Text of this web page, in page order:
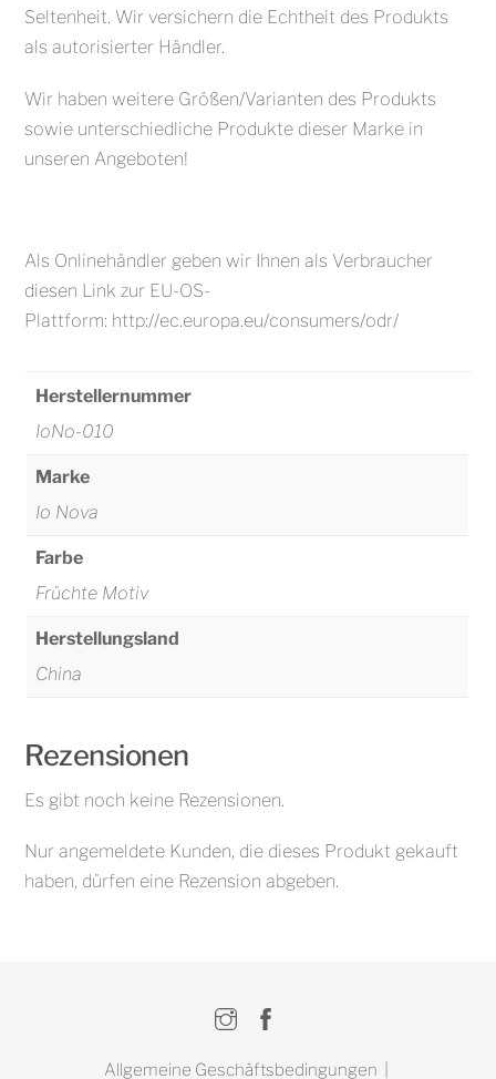
Seltenheit. Wir versichern die Echtheit des Produkts
als autorisierter Händler.
Wir haben weitere Größen/Varianten des Produkts
sowie unterschiedliche Produkte dieser Marke in
unseren Angeboten!
Als Onlinehändler geben wir Ihnen als Verbraucher
diesen Link zur EU-OS-
Plattform: http://ec.europa.eu/consumers/odr/
Herstellernummer
IoNo-010
Marke
Io Nova
Farbe
Früchte Motiv
Herstellungsland
China
Rezensionen
Es gibt noch keine Rezensionen.
Nur angemeldete Kunden, die dieses Produkt gekauft
haben, dürfen eine Rezension abgeben.
Instagram
Allgemeine Geschäftsbedingungen